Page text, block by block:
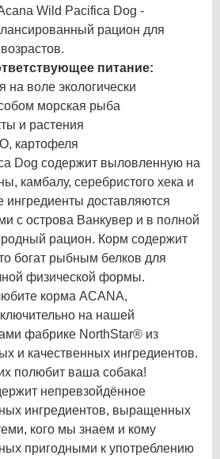
Wild Pacifica Dog -
рацион для
питание:
воле экологически
морская рыба
и растения
картофеля
Dog содержит выловленную на
камбалу, серебристого хека и
ингредиенты доставляются
с острова Ванкувер и в полной
рацион. Корм содержит
богат рыбным белков для
физической формы.
корма ACANA,
на нашей
фабрике NorthStar® из
и качественных ингредиентов.
полюбит ваша собака!
непревзойдённое
ингредиентов, выращенных
кого мы знаем и кому
пригодными к употреблению